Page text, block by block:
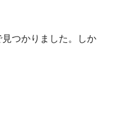
つかりました。しか